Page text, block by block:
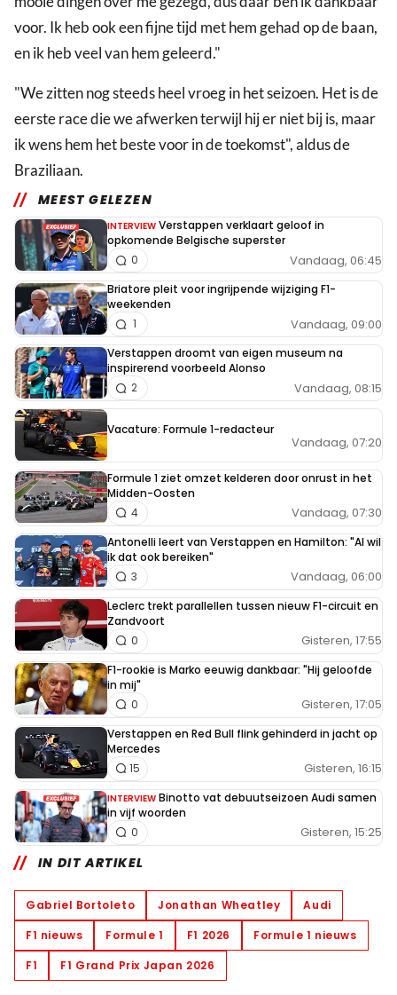
voor. Ik heb ook een fijne tijd met hem gehad op de baan,
en ik heb veel van hem geleerd."
"We zitten nog steeds heel vroeg in het seizoen. Het is de
eerste race die we afwerken terwijl hij er niet bij is, maar
ik wens hem het beste voor in de toekomst", aldus de
Braziliaan.
MEEST GELEZEN
INTERVIEW Verstappen verklaart geloof in
opkomende Belgische superster
Vandaag, 06:45
0
Briatore pleit voor ingrijpende wijziging F1-
weekenden
Vandaag, 09:00
1
Verstappen droomt van eigen museum na
inspirerend voorbeeld Alonso
Vandaag, 08:15
2
Vacature: Formule 1-redacteur
Vandaag, 07:20
Formule 1 ziet omzet kelderen door onrust in het
Midden-Oosten
Vandaag, 07:30
4
Antonelli leert van Verstappen en Hamilton: "Al wil
ik dat ook bereiken"
Vandaag, 06:00
3
Leclerc trekt parallellen tussen nieuw F1-circuit en
Zandvoort
Gisteren, 17:55
0
F1-rookie is Marko eeuwig dankbaar: "Hij geloofde
in mij"
Gisteren, 17:05
0
Verstappen en Red Bull flink gehinderd in jacht op
Mercedes
Gisteren, 16:15
15
INTERVIEW Binotto vat debuutseizoen Audi samen
in vijf woorden
Gisteren, 15:25
0
IN DIT ARTIKEL
Gabriel Bortoleto Jonathan Wheatley
Audi
F1 nieuws
Formule 1 F1 2026
Formule 1 nieuws
F1
F1 Grand Prix Japan 2026